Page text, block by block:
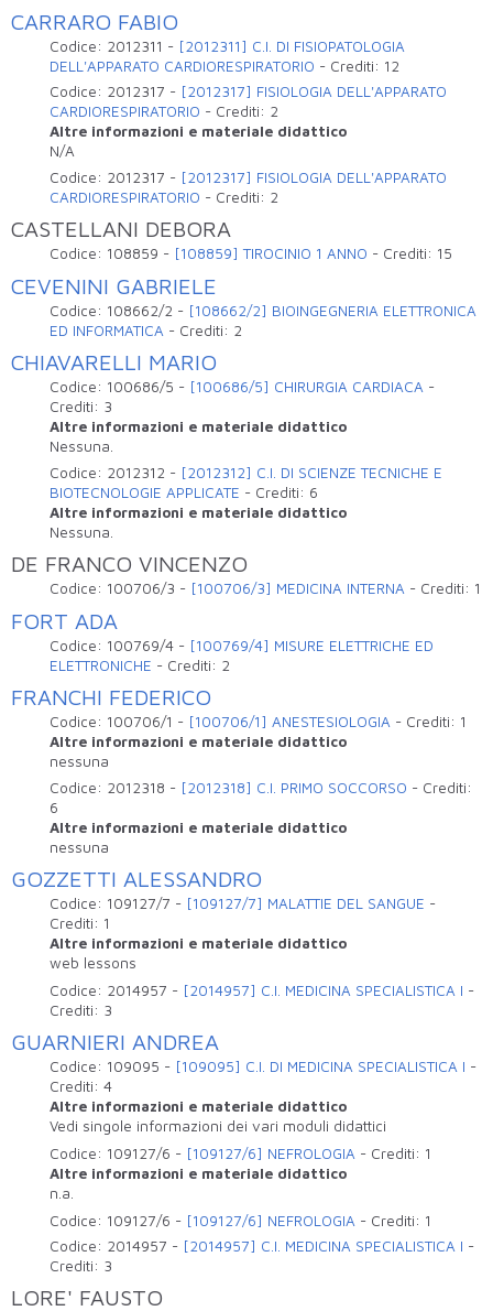
CARRARO FABIO
Codice: 2012311 - [2012311] C.I. DI FISIOPATOLOGIA
DELL'APPARATO CARDIORESPIRATORIO - Crediti: 12
Codice: 2012317 - [2012317] FISIOLOGIA DELL'APPARATO
CARDIORESPIRATORIO - Crediti: 2
Altre informazioni e materiale didattico
N/A
Codice: 2012317 - [2012317] FISIOLOGIA DELL'APPARATO
CARDIORESPIRATORIO - Crediti: 2
CASTELLANI DEBORA
Codice: 108859 - [108859] TIROCINIO 1 ANNO - Crediti: 15
CEVENINI GABRIELE
Codice: 108662/2 - [108662/2] BIOINGEGNERIA ELETTRONICA
ED INFORMATICA - Crediti: 2
CHIAVARELLI MARIO
Codice: 100686/5 - [100686/5] CHIRURGIA CARDIACA -
Crediti: 3
Altre informazioni e materiale didattico
Nessuna.
Codice: 2012312 - [2012312] C.I. DI SCIENZE TECNICHE E
BIOTECNOLOGIE APPLICATE - Crediti: 6
Altre informazioni e materiale didattico
Nessuna.
DE FRANCO VINCENZO
Codice: 100706/3 - [100706/3] MEDICINA INTERNA - Crediti: 1
FORT ADA
Codice: 100769/4 - [100769/4] MISURE ELETTRICHE ED
ELETTRONICHE - Crediti: 2
FRANCHI FEDERICO
Codice: 100706/1 - [100706/1] ANESTESIOLOGIA - Crediti: 1
Altre informazioni e materiale didattico
nessuna
Codice: 2012318 - [2012318] C.I. PRIMO SOCCORSO - Crediti:
6
Altre informazioni e materiale didattico
nessuna
GOZZETTI ALESSANDRO
Codice: 109127/7 - [109127/7] MALATTIE DEL SANGUE -
Crediti: 1
Altre informazioni e materiale didattico
web lessons
Codice: 2014957 - [2014957] C.I. MEDICINA SPECIALISTICA I -
Crediti: 3
GUARNIERI ANDREA
Codice: 109095 - [109095] C.I. DI MEDICINA SPECIALISTICA I -
Crediti:4
Altre informazioni e materiale didattico
Vedi singole informazioni dei vari moduli didattici
Codice: 109127/6 - [109127/6] NEFROLOGIA - Crediti: 1
Altre informazioni e materiale didattico
n.a.
Codice: 109127/6 - [109127/6] NEFROLOGIA - Crediti: 1
Codice: 2014957 - [2014957] C.I. MEDICINA SPECIALISTICA I -
Crediti: 3
LORE' FAUSTO